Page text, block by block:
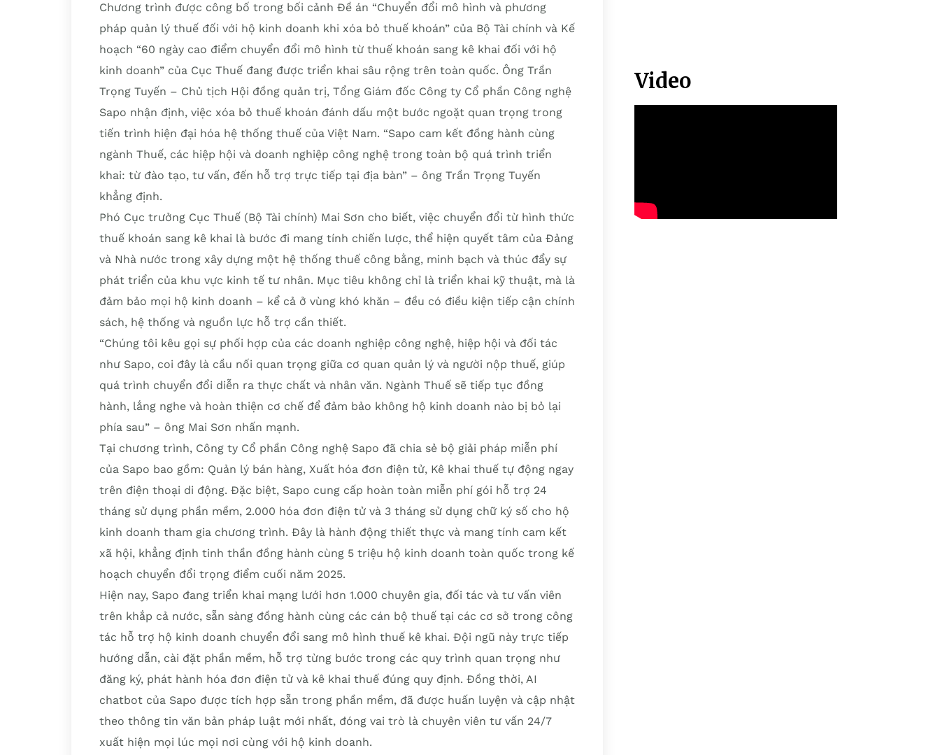
Chương trình được công bố trong bối cảnh Đề án “Chuyển đổi mô hình và phương
pháp quản lý thuế đối với hộ kinh doanh khi xóa bỏ thuế khoán” của Bộ Tài chính và Kế
hoạch “60 ngày cao điểm chuyển đổi mô hình từ thuế khoán sang kê khai đối với hộ
kinh doanh” của Cục Thuế đang được triển khai sâu rộng trên toàn quốc. Ông Trần
Trọng Tuyến – Chủ tịch Hội đồng quản trị, Tổng Giám đốc Công ty Cổ phần Công nghệ
Sapo nhận định, việc xóa bỏ thuế khoán đánh dấu một bước ngoặt quan trọng trong
tiến trình hiện đại hóa hệ thống thuế của Việt Nam. “Sapo cam kết đồng hành cùng
ngành Thuế, các hiệp hội và doanh nghiệp công nghệ trong toàn bộ quá trình triển
khai: từ đào tạo, tư vấn, đến hỗ trợ trực tiếp tại địa bàn” – ông Trần Trọng Tuyến
khẳng định.
Phó Cục trưởng Cục Thuế (Bộ Tài chính) Mai Sơn cho biết, việc chuyển đổi từ hình thức
thuế khoán sang kê khai là bước đi mang tính chiến lược, thể hiện quyết tâm của Đảng
và Nhà nước trong xây dựng một hệ thống thuế công bằng, minh bạch và thúc đẩy sự
phát triển của khu vực kinh tế tư nhân. Mục tiêu không chỉ là triển khai kỹ thuật, mà là
đảm bảo mọi hộ kinh doanh – kể cả ở vùng khó khăn – đều có điều kiện tiếp cận chính
sách, hệ thống và nguồn lực hỗ trợ cần thiết.
“Chúng tôi kêu gọi sự phối hợp của các doanh nghiệp công nghệ, hiệp hội và đối tác
như Sapo, coi đây là cầu nối quan trọng giữa cơ quan quản lý và người nộp thuế, giúp
quá trình chuyển đổi diễn ra thực chất và nhân văn. Ngành Thuế sẽ tiếp tục đồng
hành, lắng nghe và hoàn thiện cơ chế để đảm bảo không hộ kinh doanh nào bị bỏ lại
phía sau” – ông Mai Sơn nhấn mạnh.
Tại chương trình, Công ty Cổ phần Công nghệ Sapo đã chia sẻ bộ giải pháp miễn phí
của Sapo bao gồm: Quản lý bán hàng, Xuất hóa đơn điện tử, Kê khai thuế tự động ngay
trên điện thoại di động. Đặc biệt, Sapo cung cấp hoàn toàn miễn phí gói hỗ trợ 24
tháng sử dụng phần mềm, 2.000 hóa đơn điện tử và 3 tháng sử dụng chữ ký số cho hộ
kinh doanh tham gia chương trình. Đây là hành động thiết thực và mang tính cam kết
xã hội, khẳng định tinh thần đồng hành cùng 5 triệu hộ kinh doanh toàn quốc trong kế
hoạch chuyển đổi trọng điểm cuối năm 2025.
Hiện nay, Sapo đang triển khai mạng lưới hơn 1.000 chuyên gia, đối tác và tư vấn viên
trên khắp cả nước, sẵn sàng đồng hành cùng các cán bộ thuế tại các cơ sở trong công
tác hỗ trợ hộ kinh doanh chuyển đổi sang mô hình thuế kê khai. Đội ngũ này trực tiếp
hướng dẫn, cài đặt phần mềm, hỗ trợ từng bước trong các quy trình quan trọng như
đăng ký, phát hành hóa đơn điện tử và kê khai thuế đúng quy định. Đồng thời, AI
chatbot của Sapo được tích hợp sẵn trong phần mềm, đã được huấn luyện và cập nhật
theo thông tin văn bản pháp luật mới nhất, đóng vai trò là chuyên viên tư vấn 24/7
xuất hiện mọi lúc mọi nơi cùng với hộ kinh doanh.
Video